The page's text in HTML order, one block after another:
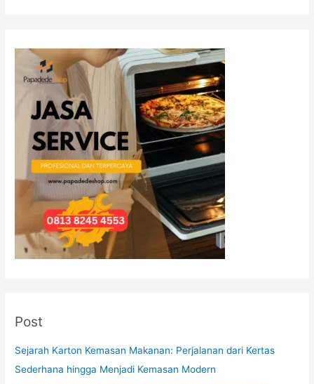
Post
Sejarah Karton Kemasan Makanan: Perjalanan dari Kertas
Sederhana hingga Menjadi Kemasan Modern